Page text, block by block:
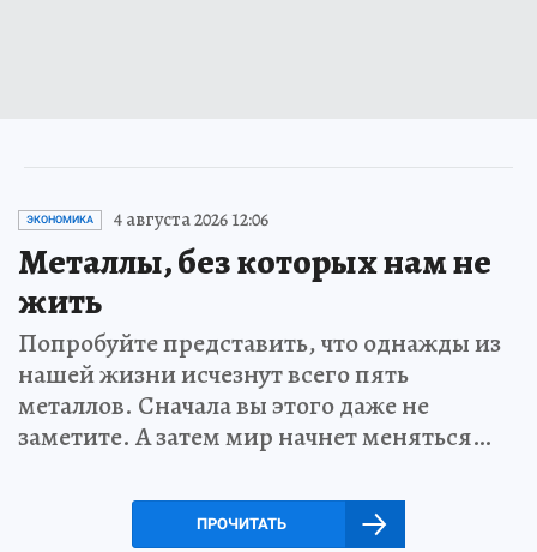
ЭКОНОМИКА 4 августа 2026 12:06
Металлы, без которых нам не
жить
Попробуйте представить, что однажды из
нашей жизни исчезнут всего пять
металлов. Сначала вы этого даже не
заметите. А затем мир начнет меняться…
ПРОЧИТАТЬ